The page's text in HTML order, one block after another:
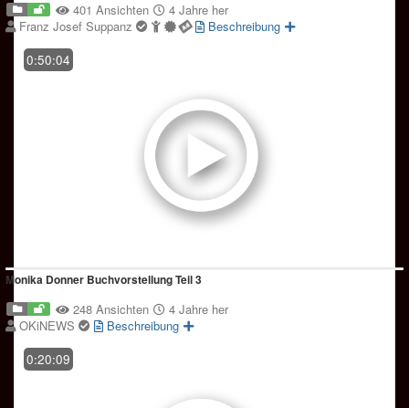
401 Ansichten
4 Jahre her
Franz Josef Suppanz
Beschreibung
0:50:04
Monika Donner Buchvorstellung Teil 3
248 Ansichten
4 Jahre her
OKiNEWS
Beschreibung
0:20:09